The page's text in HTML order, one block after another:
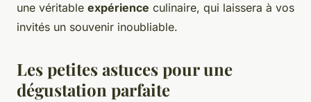
une véritable expérience culinaire, qui laissera à vos
invités un souvenir inoubliable.
Les petites astuces pour une
dégustation parfaite